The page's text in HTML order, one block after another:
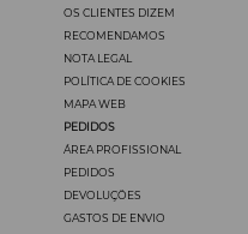
OS CLIENTES DIZEM
RECOMENDAMOS
NOTA LEGAL
POLÍTICA DE COOKIES
MAPA WEB
PEDIDOS
ÁREA PROFISSIONAL
PEDIDOS
DEVOLUÇÖES
GASTOS DE ENVIO